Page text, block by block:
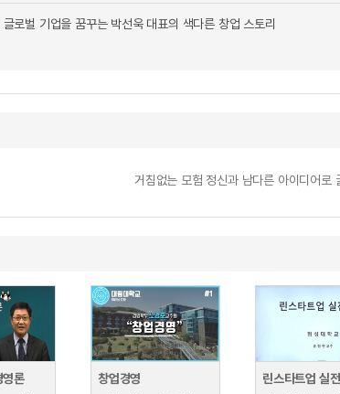
로벌 기업을 꿈꾸는 박선욱 대표의 색다른 창업 스토리
거침없는 모험 정신과 남다른 아이디어로
영론
창업경영
린스타트업 실